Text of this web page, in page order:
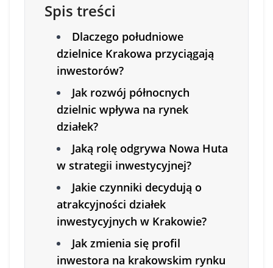
Spis treści
Dlaczego południowe
dzielnice Krakowa przyciągają
inwestorów?
Jak rozwój północnych
dzielnic wpływa na rynek
działek?
Jaką rolę odgrywa Nowa Huta
w strategii inwestycyjnej?
Jakie czynniki decydują o
atrakcyjności działek
inwestycyjnych w Krakowie?
Jak zmienia się profil
inwestora na krakowskim rynku